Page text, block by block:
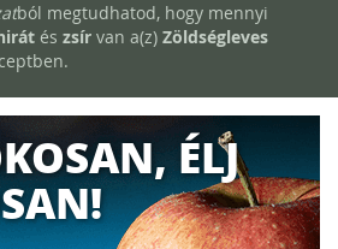
ból megtudhatod, hogy mennyi
és zsír van a(z) Zöldségleves
ÉLJ